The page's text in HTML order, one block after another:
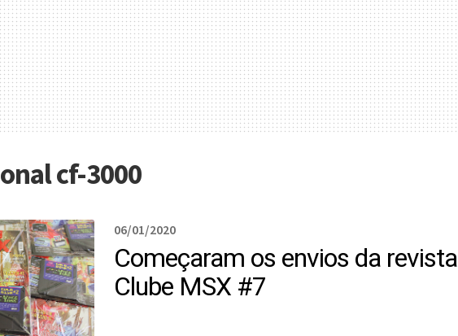
cf-3000
06/01/2020
Começaram os envios da revista
Clube MSX #7